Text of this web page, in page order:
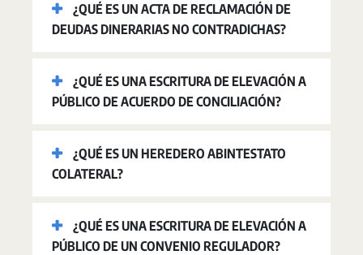
¿QUÉ ES UN ACTA DE RECLAMACIÓN DE
DEUDAS DINERARIAS NO CONTRADICHAS?
¿QUÉ ES UNA ESCRITURA DE ELEVACIÓN A
PÚBLICO DE ACUERDO DE CONCILIACIÓN?
¿QUÉ ES UN HEREDERO ABINTESTATO
COLATERAL?
¿QUÉ ES UNA ESCRITURA DE ELEVACIÓN A
PÚBLICO DE UN CONVENIO REGULADOR?